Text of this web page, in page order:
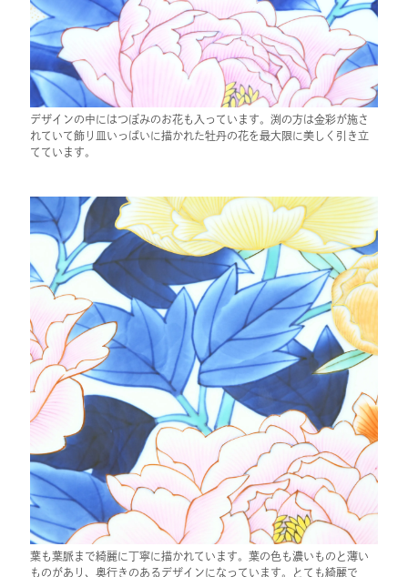
デザインの中にはつぼみのお花も入っています。渕の方は金彩が施さ
れていて飾り皿いっぱいに描かれた牡丹の花を最大限に美しく引き立
てています。
葉も葉脈まで綺麗に丁寧に描かれています。葉の色も濃いものと薄い
ものがあり、奥行きのあるデザインになっています。とても綺麗で